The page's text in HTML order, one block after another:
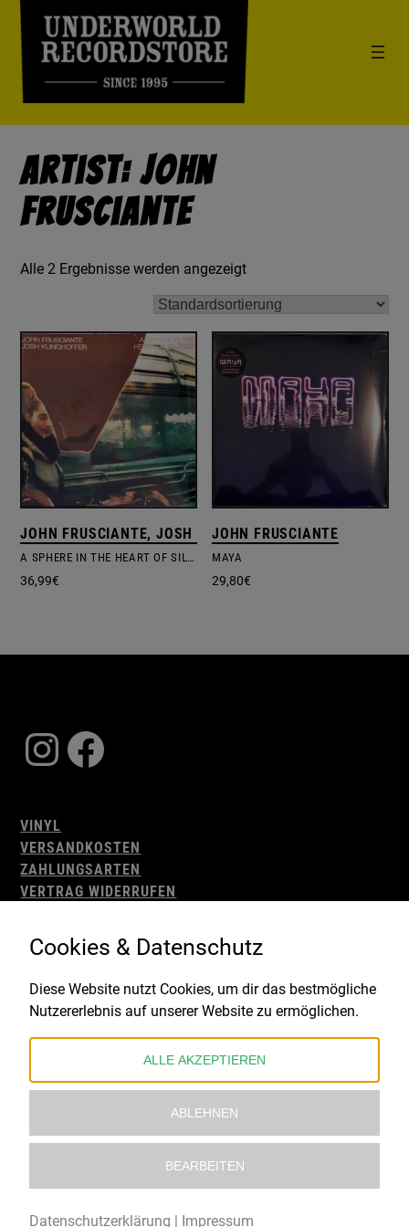
Artist: John
Frusciante
Alle 2 Ergebnisse werden angezeigt
JOHN FRUSCIANTE, JOSH KLINGHOFFER
A SPHERE IN THE HEART OF SILENCE
36,99€
JOHN FRUSCIANTE
MAYA
29,80€
Instagram
Facebook
VINYL
VERSANDKOSTEN
ZAHLUNGSARTEN
VERTRAG WIDERRUFEN
WIDERRUFSBELEHRUNG
IMPRESSUM
Gefördert durch:
Cookies & Datenschutz
Diese Website nutzt Cookies, um dir das bestmögliche
Nutzererlebnis auf unserer Website zu ermöglichen.
ALLE AKZEPTIEREN
ABLEHNEN
BEARBEITEN
Datenschutzerklärung | Impressum